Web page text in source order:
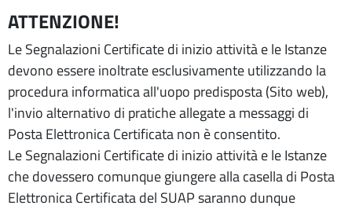
ATTENZIONE!
Le Segnalazioni Certificate di inizio attività e le Istanze
devono essere inoltrate esclusivamente utilizzando la
procedura informatica all'uopo predisposta (Sito web),
l'invio alternativo di pratiche allegate a messaggi di
Posta Elettronica Certificata non è consentito.
Le Segnalazioni Certificate di inizio attività e le Istanze
che dovessero comunque giungere alla casella di Posta
Elettronica Certificata del SUAP saranno dunque